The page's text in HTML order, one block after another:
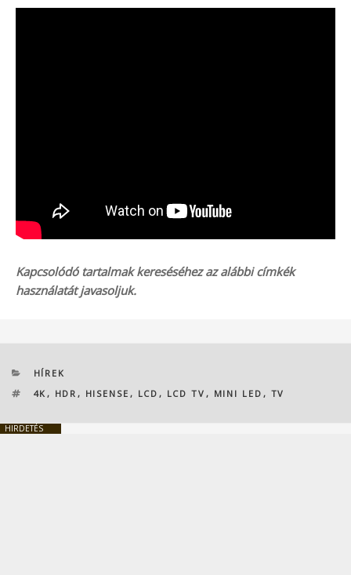
Kapcsolódó tartalmak kereséséhez az alábbi címkék
használatát javasoljuk.
KATEGÓRIÁK
HÍREK
CÍMKÉK
4K , HDR , HISENSE , LCD , LCD TV , MINI LED , TV
HIRDETÉS